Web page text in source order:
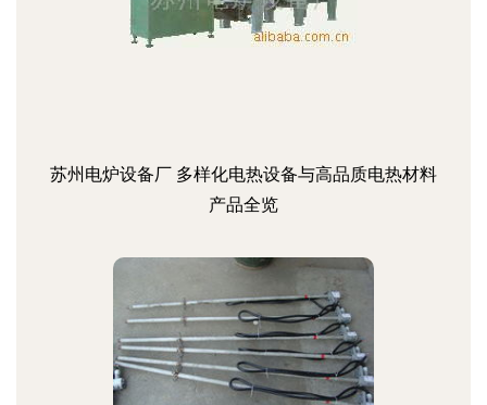
苏州电炉设备厂 多样化电热设备与高品质电热材料
产品全览